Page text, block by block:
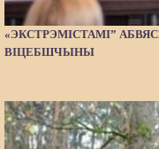
«ЭКСТРЭМІСТАМІ”
ВІЦЕБШЧЫНЫ